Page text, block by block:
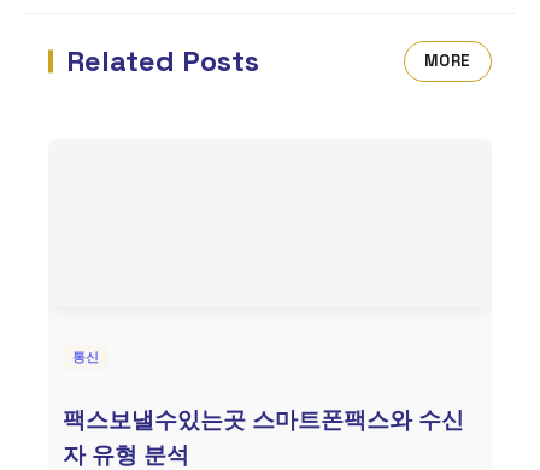
Related Posts MORE
통신
팩스보낼수있는곳 스마트폰팩스와 수신
자 유형 분석